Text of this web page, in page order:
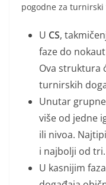
pogodne za
U CS,
faze do
Ova struktura
turnirskih
Unutar
više od jedne
ili nivoa.
i najbolji od tri.
U kasnijim